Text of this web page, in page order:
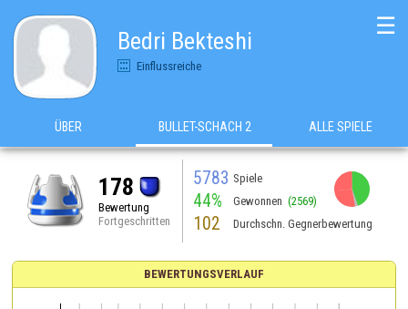
Bedri Bekteshi
Einflussreiche
☰
ÜBER BULLET-SCHACH 2 ALLE SPIELE
178
Bewertung
Fortgeschritten
5783 Spiele
44% Gewonnen (2569)
102 Durchschn. Gegnerbewertung
BEWERTUNGSVERLAUF